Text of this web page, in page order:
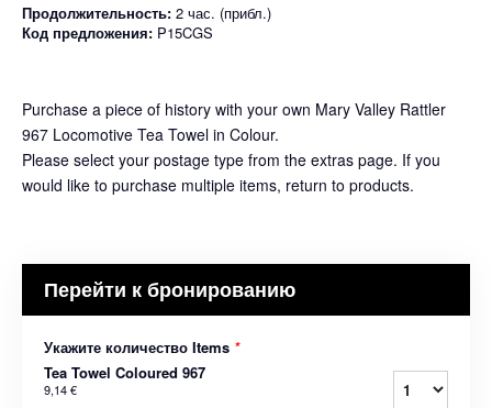
Продолжительность: 2 час. (прибл.)
Код предложения: P15CGS
Purchase a piece of history with your own Mary Valley Rattler
967 Locomotive Tea Towel in Colour.
Please select your postage type from the extras page. If you
would like to purchase multiple items, return to products.
Перейти к бронированию
Укажите количество Items *
Tea Towel Coloured 967
9,14 €